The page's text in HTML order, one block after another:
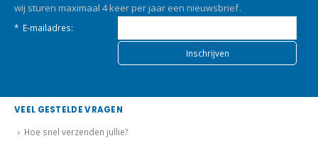
*E-mailadres:
Hoe snel verzenden jullie?
Kan ik ook langs komen?